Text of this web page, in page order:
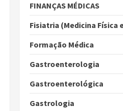
FINANÇAS MÉDICAS
Fisiatria (Medicina Física
Formação Médica
Gastroenterologia
Gastroenterológica
Gastrologia